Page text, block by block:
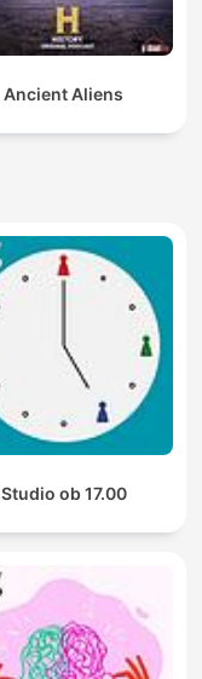
Ancient Aliens
Studio ob 17.00